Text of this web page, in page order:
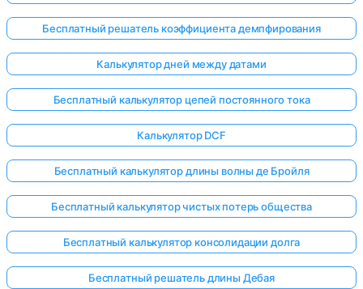
Бесплатный решатель коэффициента демпфирования
Калькулятор дней между датами
Бесплатный калькулятор цепей постоянного тока
Калькулятор DCF
Бесплатный калькулятор длины волны де Бройля
Бесплатный калькулятор чистых потерь общества
Бесплатный калькулятор консолидации долга
Бесплатный решатель длины Дебая